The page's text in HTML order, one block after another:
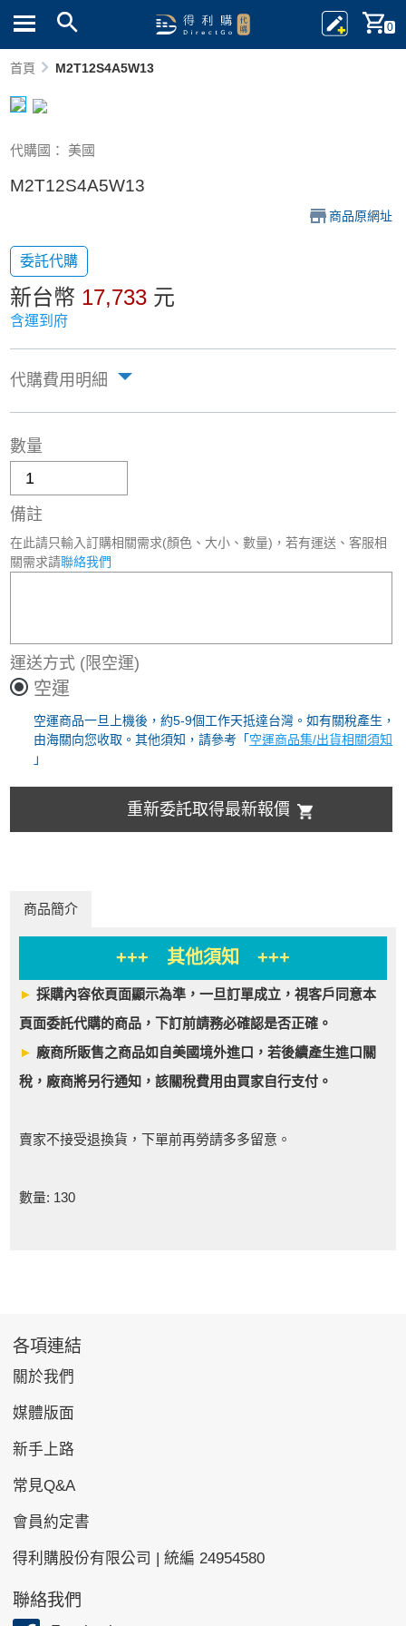
0
首頁 M2T12S4A5W13
代購國： 美國
M2T12S4A5W13
商品原網址
委託代購
新台幣 17,733 元
含運到府
代購費用明細
數量
備註
在此請只輸入訂購相關需求(顏色、大小、數量)，若有運送、客服相
關需求請聯絡我們
運送方式 (限空運)
空運
空運商品一旦上機後，約5-9個工作天抵達台灣。如有關稅產生，
由海關向您收取。其他須知，請參考「 空運商品集/出貨相關須知
」
重新委託取得最新報價
商品簡介
+++ 其他須知 +++
►採購內容依頁面顯示為準，一旦訂單成立，視客戶同意本
頁面委託代購的商品，下訂前請務必確認是否正確。
► 廠商所販售之商品如自美國境外進口，若後續產生進口關
稅，廠商將另行通知，該關稅費用由買家自行支付。
賣家不接受退換貨，下單前再勞請多多留意。
數量: 130
各項連結
關於我們
媒體版面
新手上路
常見Q&A
會員約定書
得利購股份有限公司 | 統編 24954580
聯絡我們